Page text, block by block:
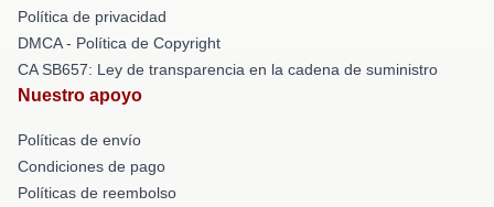
Política de privacidad
DMCA - Política de Copyright
CA SB657: Ley de transparencia en la cadena de suministro
Nuestro apoyo
Políticas de envío
Condiciones de pago
Políticas de reembolso